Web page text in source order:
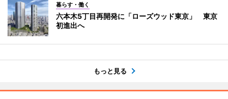
暮らす・働く
六本木5丁目再開発に「ローズウッド東京」 東京
初進出へ
もっと見る